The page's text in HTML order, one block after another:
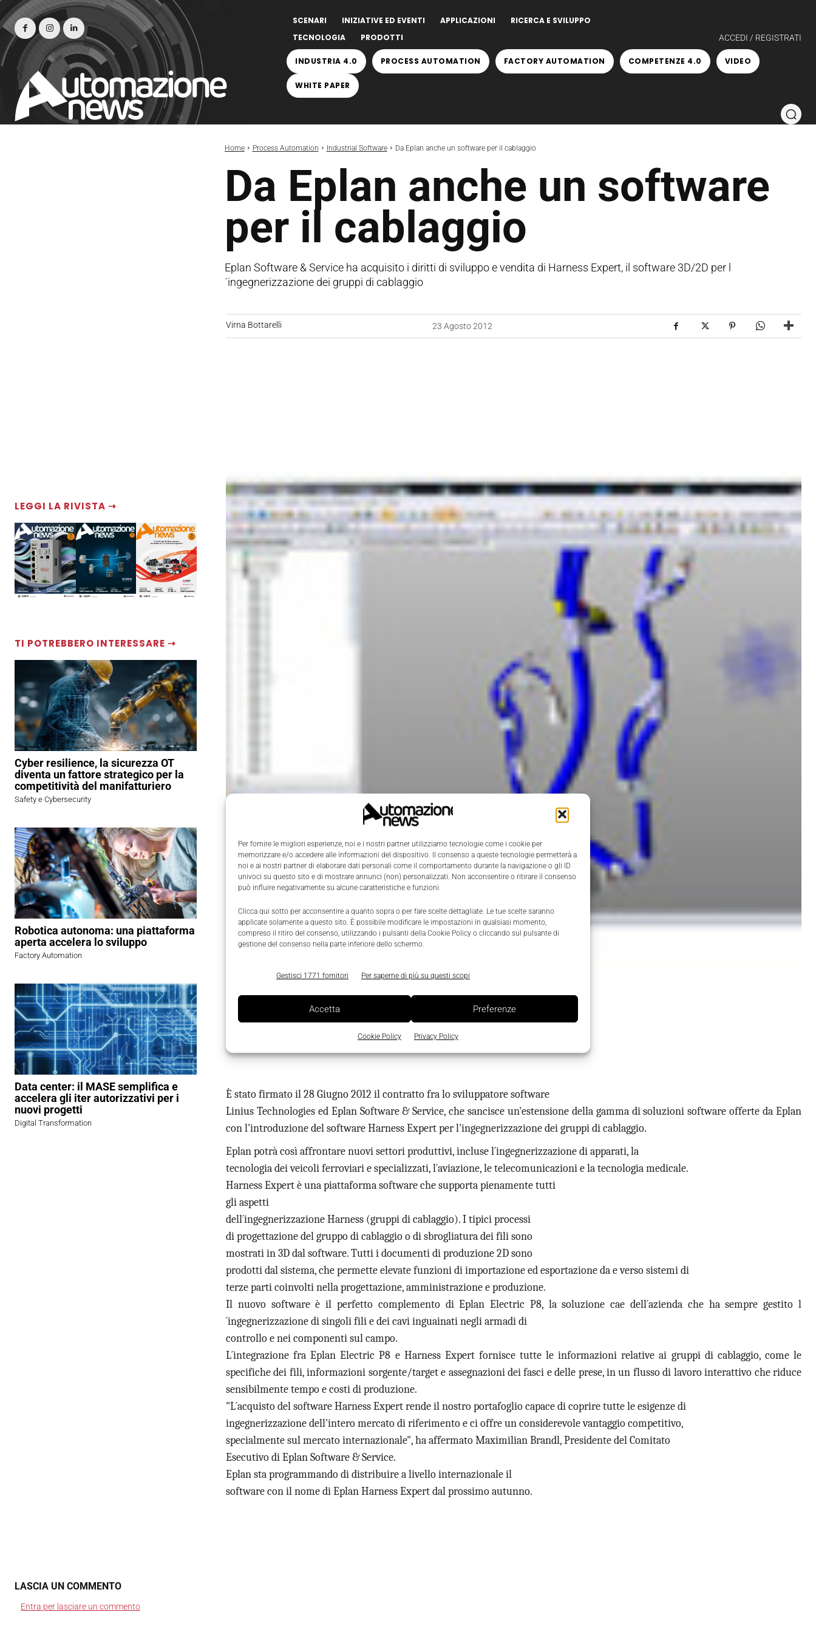
Per fornire le migliori esperienze, noi e i nostri partner utilizziamo tecnologie come i cookie per
memorizzare e/o accedere alle informazioni del dispositivo. Il consenso a queste tecnologie permetterà a
noi e ai nostri partner di elaborare dati personali come il comportamento durante la navigazione o gli ID
univoci su questo sito e di mostrare annunci (non) personalizzati. Non acconsentire o ritirare il consenso
può influire negativamente su alcune caratteristiche e funzioni.
Clicca qui sotto per acconsentire a quanto sopra o per fare scelte dettagliate. Le tue scelte saranno
applicate solamente a questo sito. È possibile modificare le impostazioni in qualsiasi momento,
compreso il ritiro del consenso, utilizzando i pulsanti della Cookie Policy o cliccando sul pulsante di
gestione del consenso nella parte inferiore dello schermo.
Gestisci 1771 fornitori Per saperne di più su questi scopi
Accetta Preferenze
Cookie Policy Privacy Policy
SCENARI INIZIATIVE ED EVENTI APPLICAZIONI
RICERCA E SVILUPPO
TECNOLOGIA
PRODOTTI ACCEDI / REGISTRATI
INDUSTRIA 4.0 PROCESS AUTOMATION FACTORY AUTOMATION COMPETENZE 4.0 VIDEO
WHITE PAPER
Home Process Automation Industrial Software Da Eplan anche un software per il cablaggio
Da Eplan anche un software
per il cablaggio
Eplan Software & Service ha acquisito i diritti di sviluppo e vendita di Harness Expert, il software 3D/2D per l
´ingegnerizzazione dei gruppi di cablaggio
LEGGI LA RIVISTA ⇢
TI POTREBBERO INTERESSARE ⇢
Cyber resilience, la sicurezza OT
diventa un fattore strategico per la
competitività del manifatturiero
Safety e Cybersecurity
Robotica autonoma: una piattaforma
aperta accelera lo sviluppo
Factory Automation
Data center: il MASE semplifica e
accelera gli iter autorizzativi per i
nuovi progetti
Digital Transformation
Virna Bottarelli 23 Agosto 2012
È stato firmato il 28 Giugno 2012 il contratto fra lo sviluppatore software
Linius Technologies ed Eplan Software & Service, che sancisce un'estensione della gamma di soluzioni software offerte da Eplan
con l'introduzione del software Harness Expert per l'ingegnerizzazione dei gruppi di cablaggio.
Eplan potrà così affrontare nuovi settori produttivi, incluse l´ingegnerizzazione di apparati, la
tecnologia dei veicoli ferroviari e specializzati, l´aviazione, le telecomunicazioni e la tecnologia medicale.
Harness Expert è una piattaforma software che supporta pienamente tutti
gli aspetti
dell´ingegnerizzazione Harness (gruppi di cablaggio). I tipici processi
di progettazione del gruppo di cablaggio o di sbrogliatura dei fili sono
mostrati in 3D dal software. Tutti i documenti di produzione 2D sono
prodotti dal sistema, che permette elevate funzioni di importazione ed esportazione da e verso sistemi di
terze parti coinvolti nella progettazione, amministrazione e produzione.
Il nuovo software è il perfetto complemento di Eplan Electric P8, la soluzione cae dell´azienda che ha sempre gestito l
´ingegnerizzazione di singoli fili e dei cavi inguainati negli armadi di
controllo e nei componenti sul campo.
L´integrazione fra Eplan Electric P8 e Harness Expert fornisce tutte le informazioni relative ai gruppi di cablaggio, come le
specifiche dei fili, informazioni sorgente/target e assegnazioni dei fasci e delle prese, in un flusso di lavoro interattivo che riduce
sensibilmente tempo e costi di produzione.
"L´acquisto del software Harness Expert rende il nostro portafoglio capace di coprire tutte le esigenze di
ingegnerizzazione dell'intero mercato di riferimento e ci offre un considerevole vantaggio competitivo,
specialmente sul mercato internazionale", ha affermato Maximilian Brandl, Presidente del Comitato
Esecutivo di Eplan Software & Service.
Eplan sta programmando di distribuire a livello internazionale il
software con il nome di Eplan Harness Expert dal prossimo autunno.
LASCIA UN COMMENTO
Entra per lasciare un commento